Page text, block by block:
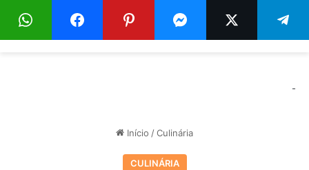
Menu
-
Início /Culinária
CULINÁRIA